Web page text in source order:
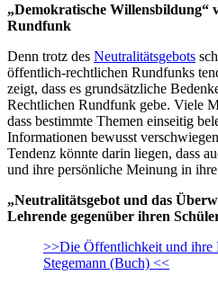
„Demokratische Willensbildung“
Rundfunk
Denn trotz des Neutralitätsgebots
öffentlich-rechtlichen Rundfunks
zeigt, dass es grundsätzliche
Rechtlichen Rundfunk gebe. Viele
dass bestimmte Themen einseitig
Informationen bewusst
Tendenz könnte darin liegen, dass
und ihre persönliche Meinung in
„Neutralitätsgebot und das
Lehrende gegenüber ihren
>>Die Öffentlichkeit und ihre
Stegemann (Buch) <<